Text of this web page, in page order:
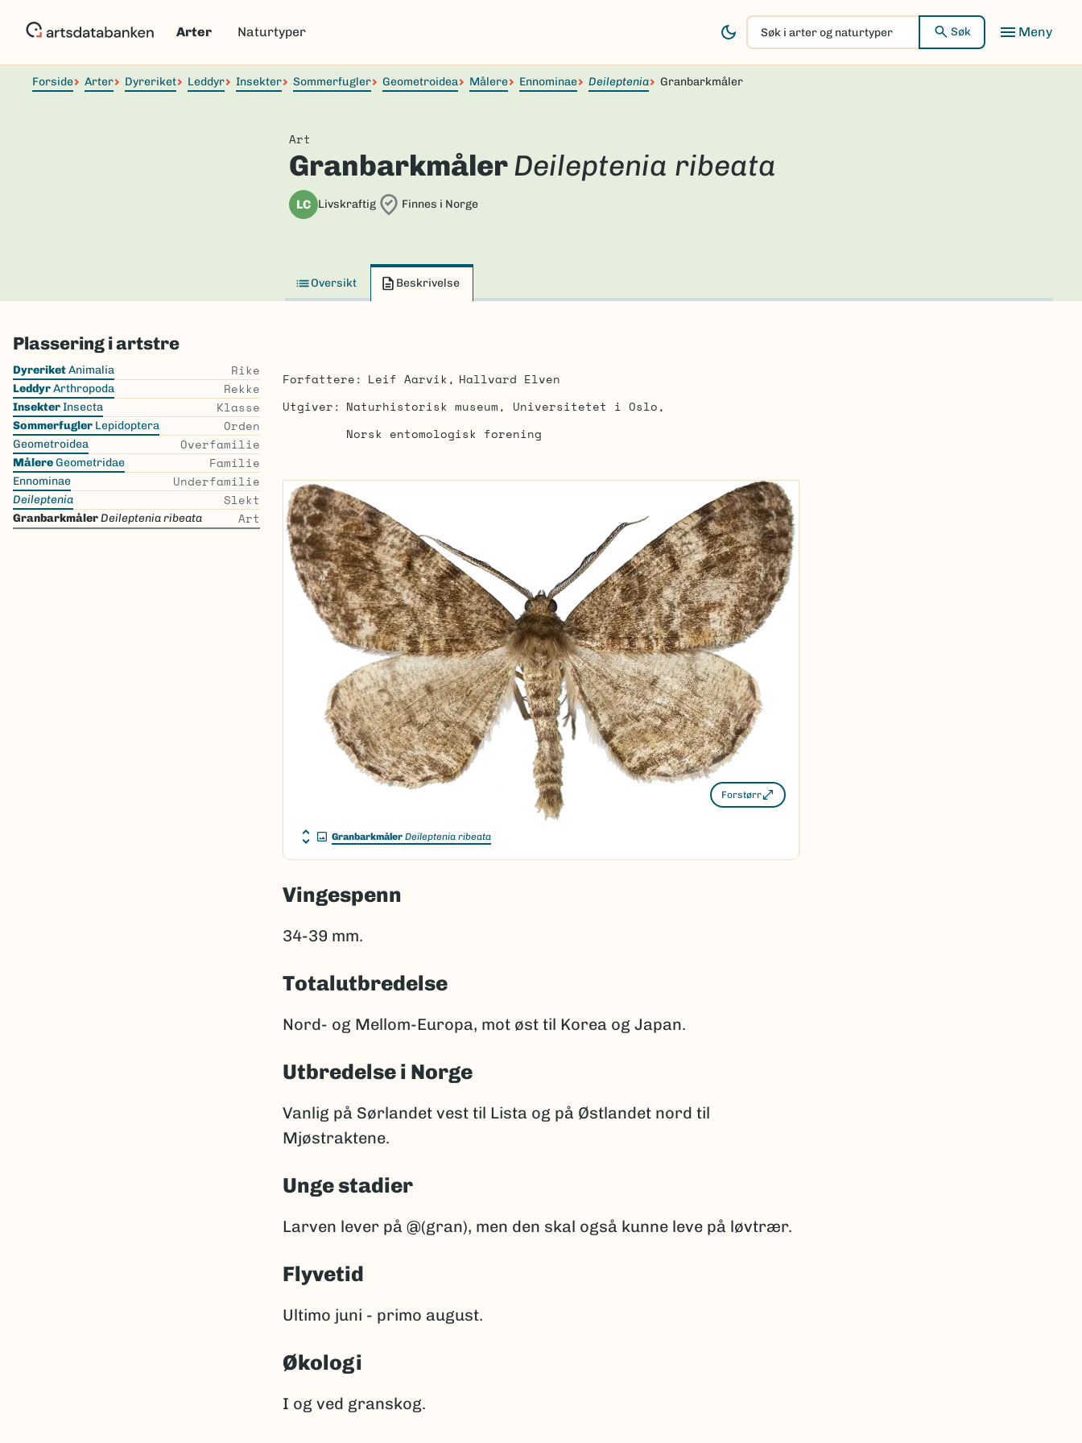
Arter Naturtyper
Søk
i
arter
Søk
Forside Arter Dyreriket Leddyr Insekter Sommerfugler Geometroidea Målere Ennominae Deileptenia Granbarkmåler
Art
GranbarkmålerDeileptenia ribeata
LC Livskraftig Finnes i Norge
Oversikt Beskrivelse
Plassering i artstre
Skip
the
list
DyreriketAnimalia Rike
LeddyrArthropoda Rekke
InsekterInsecta Klasse
Sommerfugler Lepidoptera Orden
Geometroidea Overfamilie
MålereGeometridae Familie
Ennominae Underfamilie
Deileptenia Slekt
GranbarkmålerDeileptenia ribeata Art
Forfattere Leif Aarvik
Hallvard Elven
Utgiver
Naturhistorisk museum, Universitetet i Oslo
Norsk entomologisk forening
Forstørr
Granbarkmåler Deileptenia ribeata
Vingespenn
34-39 mm.
Totalutbredelse
Nord- og Mellom-Europa, mot øst til Korea og Japan.
Utbredelse i Norge
Vanlig på Sørlandet vest til Lista og på Østlandet nord til
Mjøstraktene.
Unge stadier
Larven lever på @(gran), men den skal også kunne leve på løvtrær.
Flyvetid
Ultimo juni - primo august.
Økologi
I og ved granskog.